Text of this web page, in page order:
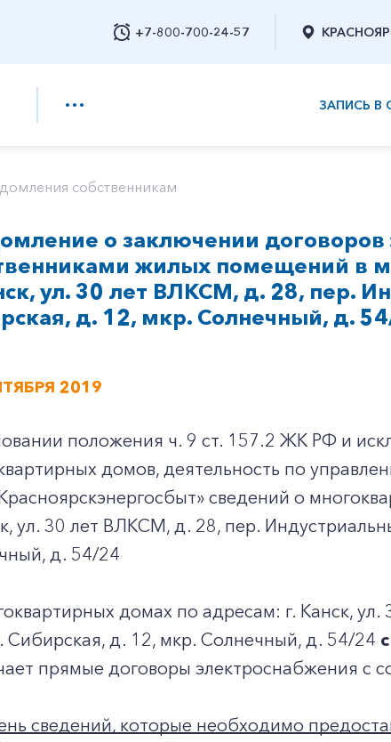
+7-800-700-24-57
Заказать обратный звонок
ЗАПИСЬ В
собственникам
о заключении договоров
жилых помещений в
ул. 30 лет ВЛКСМ, д. 28, пер.
д. 12, мкр. Солнечный, д.
2019
положения ч. 9 ст. 157.2 ЖК РФ и
домов, деятельность по
сведений о
ул. 30 лет ВЛКСМ, д. 28, пер.
д. 54/24
домах по адресам: г. Канск,
Сибирская, д. 12, мкр. Солнечный, д. 54/24
прямые договоры электроснабжения с
сведений, которые необходимо